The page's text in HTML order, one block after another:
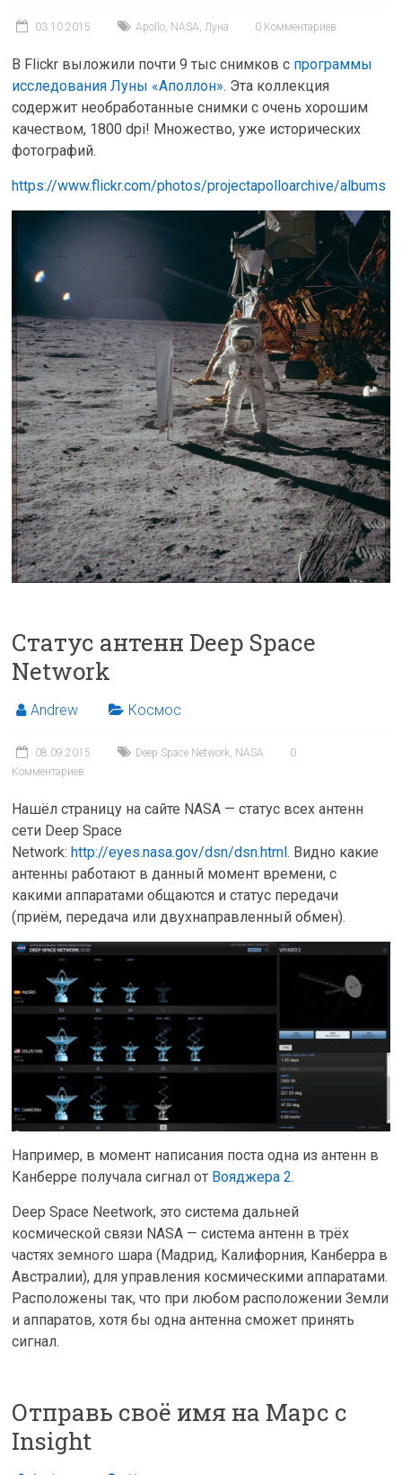
03.10.2015 Apollo, NASA,Луна 0 Комментариев
В Flickr выложили почти 9 тыс снимков c программы
исследования Луны «Аполлон». Эта коллекция
содержит необработанные снимки с очень хорошим
качеством, 1800 dpi! Множество, уже исторических
фотографий.
https://www.flickr.com/photos/projectapolloarchive/albums
Статус антенн Deep Space
Network
Andrew Космос
08.09.2015 Deep Space Network NASA
0
Комментариев
Нашёл страницу на сайте NASA — статус всех антенн
сети Deep Space
Network:http://eyes.nasa.gov/dsn/dsn.html. Видно какие
антенны работают в данный момент времени, с
какими аппаратами общаются и статус передачи
(приём, передача или двухнаправленный обмен).
Например, в момент написания поста одна из антенн в
Канберре получала сигнал от Вояджера 2.
Deep Space Neetwork, это система дальней
космической связи NASA — система антенн в трёх
частях земного шара (Мадрид, Калифорния, Канберра в
Австралии), для управления космическими аппаратами.
Расположены так, что при любом расположении Земли
и аппаратов, хотя бы одна антенна сможет принять
сигнал.
Отправь своё имя на Марс с
Insight